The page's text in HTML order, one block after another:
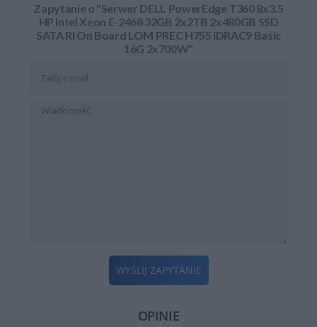
Zapytanie o "Serwer DELL PowerEdge T360 8x3.5
HP Intel Xeon E-2468 32GB 2x2TB 2x480GB SSD
SATA RI On Board LOM PREC H755 iDRAC9 Basic
16G 2x700W"
WYŚLIJ ZAPYTANIE
OPINIE